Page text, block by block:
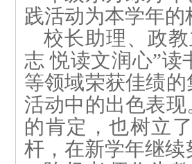
践活动为本学年
校长助理、政
志 悦读文润心”读
等领域荣获佳绩
活动中的出色表
的肯定，也树立
杆，在新学年继